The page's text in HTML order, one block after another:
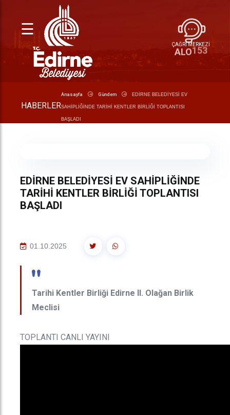
☰
ÇAĞRI MERKEZİ
ALO153
HABERLER
Anasayfa Gündem EDİRNE BELEDİYESİ EV
SAHİPLİĞİNDE TARİHİ KENTLER BİRLİĞİ TOPLANTISI
BAŞLADI
EDİRNE BELEDİYESİ EV SAHİPLİĞİNDE
TARİHİ KENTLER BİRLİĞİ TOPLANTISI
BAŞLADI
01.10.2025
"
Tarihi Kentler Birliği Edirne II. Olağan Birlik
Meclisi
TOPLANTI CANLI YAYINI